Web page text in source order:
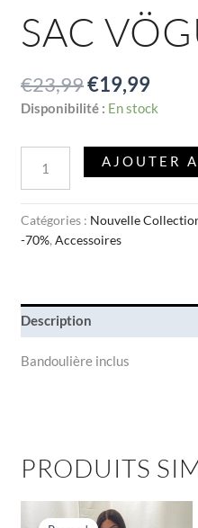
SAC
€23,99€19,99
Disponibilité : En stock
AJOUTER
Catégories : Nouvelle
-70%,Accessoires
Description
Bandoulière inclus
PRODUITS
prix
Le
prix